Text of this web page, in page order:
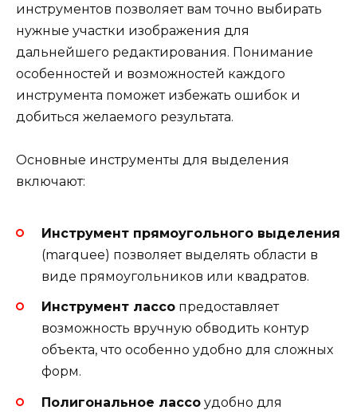
инструментов позволяет вам точно выбирать
нужные участки изображения для
дальнейшего редактирования. Понимание
особенностей и возможностей каждого
инструмента поможет избежать ошибок и
добиться желаемого результата.
Основные инструменты для выделения
включают:
Инструмент прямоугольного выделения
(marquee) позволяет выделять области в
виде прямоугольников или квадратов.
Инструмент лассо предоставляет
возможность вручную обводить контур
объекта, что особенно удобно для сложных
форм.
Полигональное лассо удобно для